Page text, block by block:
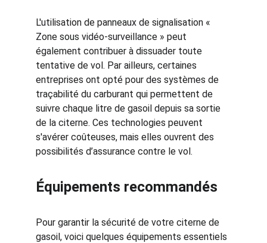
L'utilisation de panneaux de signalisation «
Zone sous vidéo-surveillance » peut
également contribuer à dissuader toute
tentative de vol. Par ailleurs, certaines
entreprises ont opté pour des systèmes de
traçabilité du carburant qui permettent de
suivre chaque litre de gasoil depuis sa sortie
de la citerne. Ces technologies peuvent
s'avérer coûteuses, mais elles ouvrent des
possibilités d’assurance contre le vol.
Équipements recommandés
Pour garantir la sécurité de votre citerne de
gasoil, voici quelques équipements essentiels